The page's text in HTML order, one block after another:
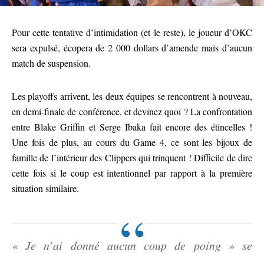
Pour cette tentative d’intimidation (et le reste), le joueur d’OKC
sera expulsé, écopera de 2 000 dollars d’amende mais d’aucun
match de suspension.
Les playoffs arrivent, les deux équipes se rencontrent à nouveau,
en demi-finale de conférence, et devinez quoi ? La confrontation
entre Blake Griffin et Serge Ibaka fait encore des étincelles !
Une fois de plus, au cours du Game 4, ce sont les bijoux de
famille de l’intérieur des Clippers qui trinquent ! Difficile de dire
cette fois si le coup est intentionnel par rapport à la première
situation similaire.
« Je n’ai donné aucun coup de poing » se